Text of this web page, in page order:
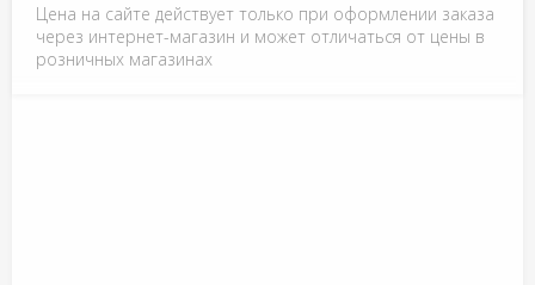
Цена на сайте действует только при оформлении заказа
через интернет-магазин и может отличаться от цены в
розничных магазинах